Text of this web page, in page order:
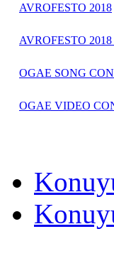
AVROFESTO 2018
AVROFESTO
OGAE SONG
OGAE VIDEO